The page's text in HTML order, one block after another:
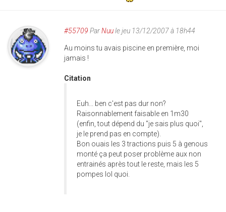
#55709 ParNuule jeu 13/12/2007 à 18h44
Au moins tu avais piscine en première, moi
jamais !
Citation
Euh... ben c'est pas dur non?
Raisonnablement faisable en 1m30
(enfin, tout dépend du "je sais plus quoi",
je le prend pas en compte).
Bon ouais les 3 tractions puis 5 à genous
monté ça peut poser problème aux non
entrainés après tout le reste, mais les 5
pompes lol quoi.